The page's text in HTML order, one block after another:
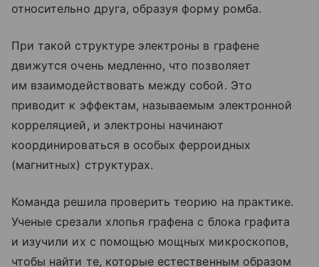
относительно друга, образуя форму ромба.
При такой структуре электроны в графене
движутся очень медленно, что позволяет
им взаимодействовать между собой. Это
приводит к эффектам, называемым электронной
корреляцией, и электроны начинают
координироваться в особых ферроидных
(магнитных) структурах.
Команда решила проверить теорию на практике.
Ученые срезали хлопья графена с блока графита
и изучили их с помощью мощных микроскопов,
чтобы найти те, которые естественным образом